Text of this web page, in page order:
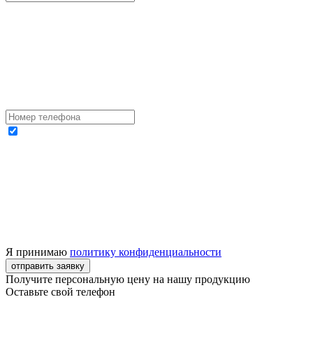
Я принимаю политику конфиденциальности
отправить заявку
Получите персональную цену на нашу продукцию
Оставьте свой телефон